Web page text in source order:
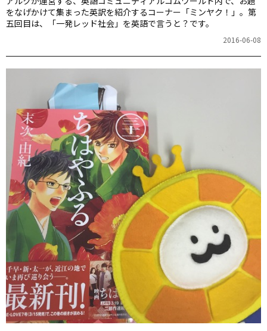
をなげかけて集まった英訳を紹介するコーナー「ミンヤク！」。第
五回目は、「一発レッド社会」を英語で言うと？です。
2016-06-08